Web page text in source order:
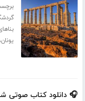
یونان
🎧 دانلود کتاب صوتی